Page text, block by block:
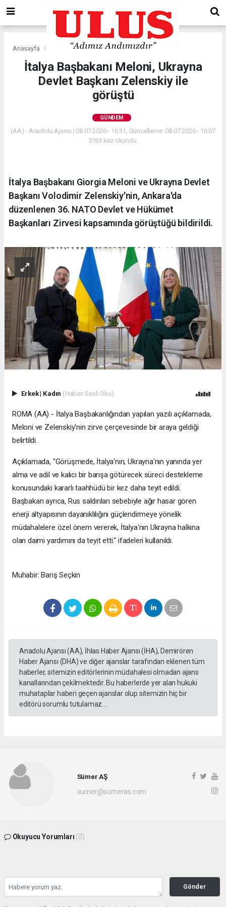
Anasayfa Gündem
İtalya Başbakanı Meloni, Ukrayna
Devlet Başkanı Zelenskiy ile
görüştü
GÜNDEM
(AA) - Anadolu Ajansı | 08.07.2026 - 16:31, Güncelleme: 08.07.2026 - 16:07
3763 kez okundu.
İtalya Başbakanı Giorgia Meloni ve Ukrayna Devlet
Başkanı Volodimir Zelenskiy'nin, Ankara'da
düzenlenen 36. NATO Devlet ve Hükümet
Başkanları Zirvesi kapsamında görüştüğü bildirildi.
Erkek| Kadın (Haberi Sesli Oku)
ROMA (AA) - İtalya Başbakanlığından yapılan yazılı açıklamada,
Meloni ve Zelenskiy'nin zirve çerçevesinde bir araya geldiği
belirtildi.
Açıklamada, "Görüşmede, İtalya'nın, Ukrayna'nın yanında yer
alma ve adil ve kalıcı bir barışa götürecek süreci destekleme
konusundaki kararlı taahhüdü bir kez daha teyit edildi.
Başbakan ayrıca, Rus saldırıları sebebiyle ağır hasar gören
enerji altyapısının dayanıklılığını güçlendirmeye yönelik
müdahalelere özel önem vererek, İtalya'nın Ukrayna halkına
olan daimi yardımını da teyit etti." ifadeleri kullanıldı.
Muhabir: Barış Seçkin
Anadolu Ajansı (AA), İhlas Haber Ajansı (İHA), Demirören
Haber Ajansı (DHA) ve diğer ajanslar tarafından eklenen tüm
haberler, sitemizin editörlerinin müdahalesi olmadan ajans
kanallarından çekilmektedir. Bu haberlerde yer alan hukuki
muhataplar haberi geçen ajanslar olup sitemizin hiç bir
editörü sorumlu tutulamaz...
Sümer AŞ
sumer@sumeras.com
Okuyucu Yorumları (0)
Gönder